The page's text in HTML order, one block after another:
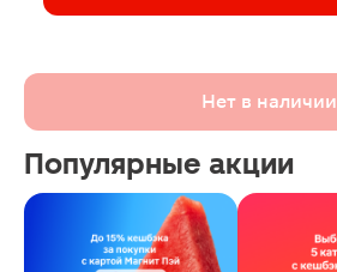
Нет в наличии
Популярные акции